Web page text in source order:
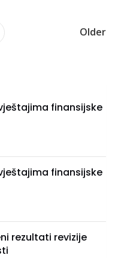
Older
finansijske
finansijske
rezultati revizije